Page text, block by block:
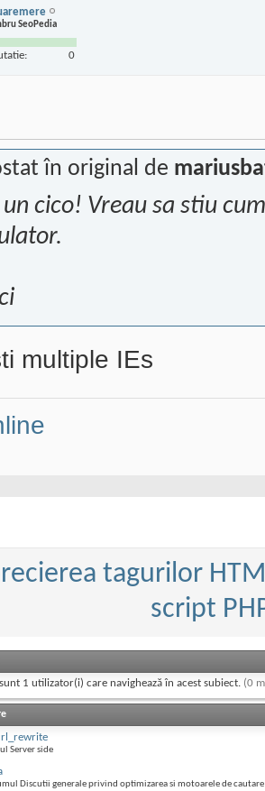
SeoPedia
0
în original de
un cico! Vreau sa stiu
multiple IEs
tagurilor
script
1 utilizator(i) care navighează în acest subiect. (0
Server side
Discutii generale privind optimizarea si motoarele de cautare